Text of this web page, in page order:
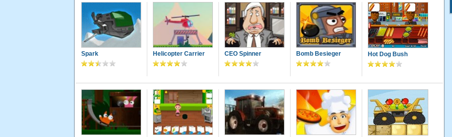
Spark Helicopter Carrier CEO Spinner Bomb Besieger Hot Dog Bush